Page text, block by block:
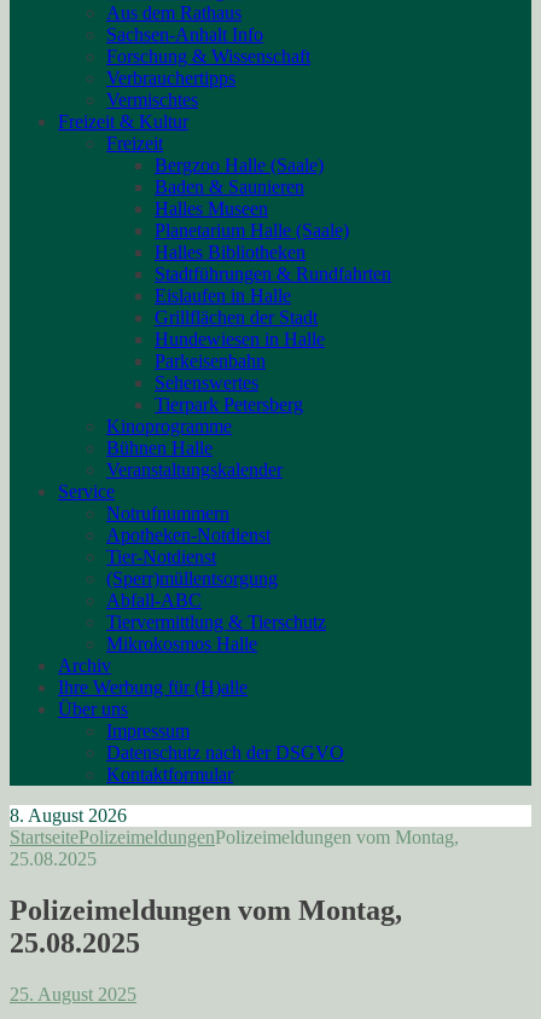
Aus dem Rathaus
Sachsen-Anhalt Info
Forschung & Wissenschaft
Verbrauchertipps
Vermischtes
Freizeit & Kultur
Freizeit
Bergzoo Halle (Saale)
Baden & Saunieren
Halles Museen
Planetarium Halle (Saale)
Halles Bibliotheken
Stadtführungen & Rundfahrten
Eislaufen in Halle
Grillflächen der Stadt
Hundewiesen in Halle
Parkeisenbahn
Sehenswertes
Tierpark Petersberg
Kinoprogramme
Bühnen Halle
Veranstaltungskalender
Service
Notrufnummern
Apotheken-Notdienst
Tier-Notdienst
(Sperr)müllentsorgung
Abfall-ABC
Tiervermittlung & Tierschutz
Mikrokosmos Halle
Archiv
Ihre Werbung für (H)alle
Über uns
Impressum
Datenschutz nach der DSGVO
Kontaktformular
8. August 2026
StartseitePolizeimeldungenPolizeimeldungen vom Montag,
25.08.2025
Polizeimeldungen vom Montag,
25.08.2025
25. August 2025